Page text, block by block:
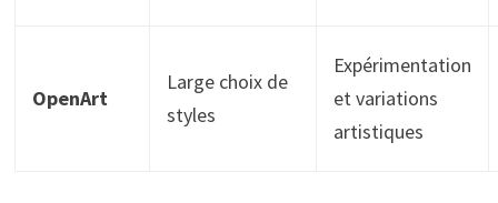
OpenArt
Large choix de
styles
Expérimentation
et variations
artistiques